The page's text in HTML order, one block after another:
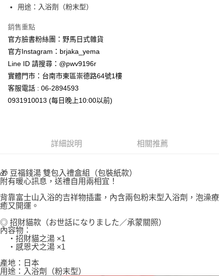
全家取貨付款
付款後全家取貨
每筆NT$65，滿NT$999(含以上)免運費
7-11取貨付款
每筆NT$65，滿NT$999(含以上)免運費
付款後7-11取貨
每筆NT$100，滿NT$999(含以上)免運費
用途：入浴劑（粉末型）
銷售重點
官方臉書粉絲團：野馬日式雜貨
官方Instagram：brjaka_yema
Line ID 請搜尋：@pwv9196r
實體門市：台南市東區崇德路64號1樓
客服電話 : 06-2894593
0931910013 (每日晚上10:00以前)
詳細說明 相關推薦
🎁 豆福錢湯 雙包入禮盒組（包裝紙款）
附有暖心訊息，送禮自用兩相宜！
背靠富士山入浴的吉祥物插畫，內含兩包粉末型入浴劑，泡澡療
癒又開運。
◎ 招財貓款（お世話になりました／承蒙關照）
內容物：
・招財貓之湯 ×1
・感恩犬之湯 ×1
產地：日本
用途：入浴劑（粉末型）